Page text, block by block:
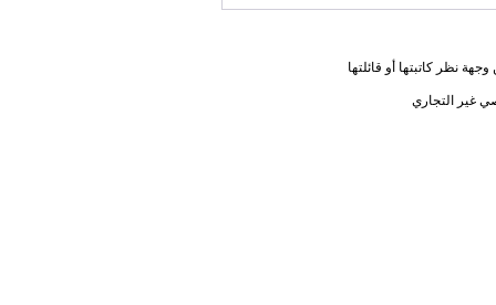
نظر كاتبتها أو قائلتها
غير التجاري